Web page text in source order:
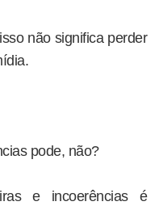
não significa perder
pode, não?
e incoerências é